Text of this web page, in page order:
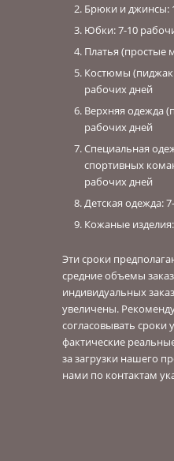
Брюки и джинсы:
Юбки: 7-10
Платья (простые
Костюмы
рабочих дней
Верхняя одежда
рабочих дней
Специальная
спортивных
рабочих дней
Детская одежда:
Кожаные
Эти сроки
средние объемы
индивидуальных
увеличены.
согласовывать сроки
фактические
за загрузки нашего
нами по контактам